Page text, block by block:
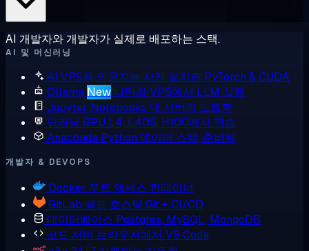
AI 개발자와 개발자가 실제로 배포하는 스택.
AI 및 머신러닝
AI VPS용 인공지능 사전 설치된 PyTorch & CUDA
Ollama New 나만의 VPS에서 LLM 실행
Jupyter Notebooks 내 서버의 노트북
딥러닝 GPU L4, L40S, H100에서 학습
Anaconda Python 데이터 스택, 준비됨
개발자 & DEVOPS
Docker 루트 액세스 컨테이너
GitLab 셀프 호스팅 Git + CI/CD
데이터베이스 Postgres, MySQL, MongoDB
코드 서버 브라우저에서 VS Code